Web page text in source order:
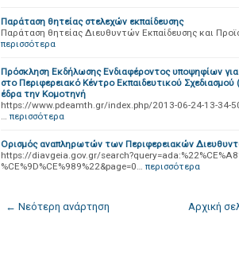
Παράταση θητείας στελεχών εκπαίδευσης
Παράταση θητείας Διευθυντών Εκπαίδευσης και
περισσότερα
Πρόσκληση Εκδήλωσης Ενδιαφέροντος υποψηφίων
στο Περιφερειακό Κέντρο Εκπαιδευτικού
έδρα την Κομοτηνή
https://www.pdeamth.gr/index.php/2013-06-24-13-
… περισσότερα
Ορισμός αναπληρωτών των Περιφερειακών
https://diavgeia.gov.gr/
%CE%9D%CE%989%22&page=0… περισσότερα
← Νεότερη ανάρτηση Αρχική